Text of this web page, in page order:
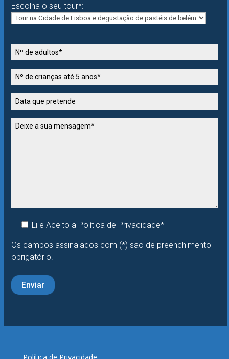
Escolha o seu tour*:
Li e Aceito a Política de Privacidade*
Os campos assinalados com (*) são de preenchimento
obrigatório.